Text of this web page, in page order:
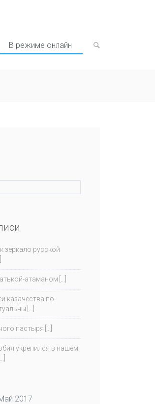
В режиме онлайн
зеркало русской
атаманом
казачества по-
пастыря
укрепился в нашем
2017